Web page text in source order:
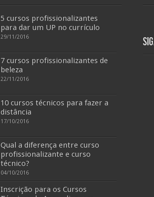
5 cursos profissionalizantes
para dar um UP no currículo
29/11/2016
7 cursos profissionalizantes de
beleza
22/11/2016
10 cursos técnicos para fazer a
distância
17/10/2016
Qual a diferença entre curso
profissionalizante e curso
técnico?
04/10/2016
Inscrição para os Cursos